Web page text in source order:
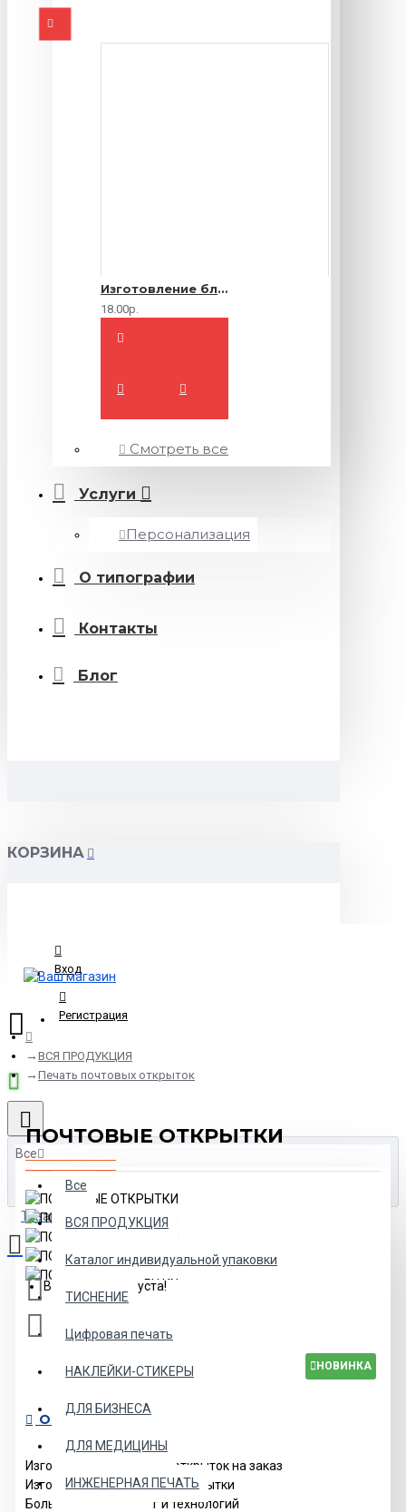
Изготовление блокнотов на заказ
18.00р.
Смотреть все
Услуги
Персонализация
О типографии
Контакты
Блог
КОРЗИНА
Вход
Регистрация
Все
Все
ВСЯ ПРОДУКЦИЯ
Каталог индивидуальной упаковки
ТИСНЕНИЕ
Цифровая печать
НАКЛЕЙКИ-СТИКЕРЫ
ДЛЯ БИЗНЕСА
ДЛЯ МЕДИЦИНЫ
ИНЖЕНЕРНАЯ ПЕЧАТЬ
Товаров: 0 (0.00р.)
Ваша корзина пуста!
ВСЯ ПРОДУКЦИЯ
Печать почтовых открыток
ПОЧТОВЫЕ ОТКРЫТКИ
НОВИНКА
ОПИСАНИЕ
Изготовление почтовых открыток на заказ
Изготовление дубликата открытки
Большой выбор бумаг и технологий